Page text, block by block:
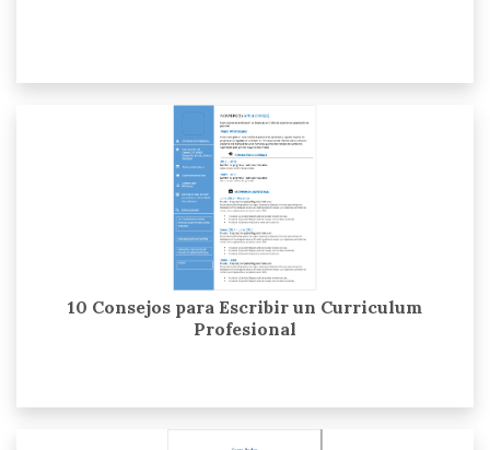
10 Consejos para Escribir un Curriculum
Profesional